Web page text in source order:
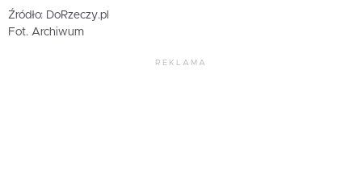
Źródło: DoRzeczy.pl
Fot. Archiwum
REKLAMA